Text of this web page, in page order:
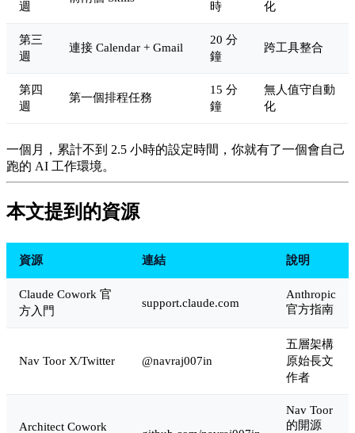
週
時
化
第三
週
連接 Calendar + Gmail
20 分
鐘
跨工具整合
第四
週
第一個排程任務
15 分
鐘
無人值守自動
化
一個月，累計不到 2.5 小時的設定時間，你就有了一個會自己
跑的 AI 工作環境。
本文提到的資源
資源 連結 說明
Claude Cowork 官
方入門
support.claude.com
Anthropic
官方指南
Nav Toor X/Twitter @navraj007in
五層架構
原始長文
作者
Architect Cowork
Nav Toor
的開源